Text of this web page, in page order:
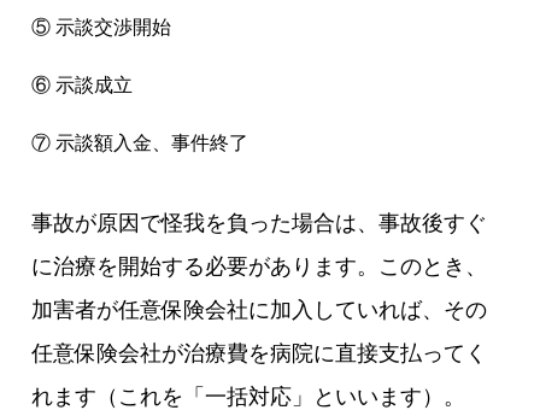
⑤ 示談交渉開始
⑥ 示談成立
⑦ 示談額入金、事件終了
事故が原因で怪我を負った場合は、事故後すぐ
に治療を開始する必要があります。このとき、
加害者が任意保険会社に加入していれば、その
任意保険会社が治療費を病院に直接支払ってく
れます（これを「一括対応」といいます）。